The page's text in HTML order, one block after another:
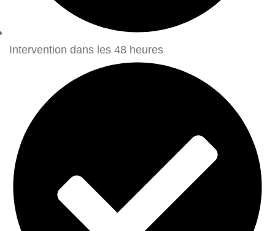
Intervention dans les 48 heures